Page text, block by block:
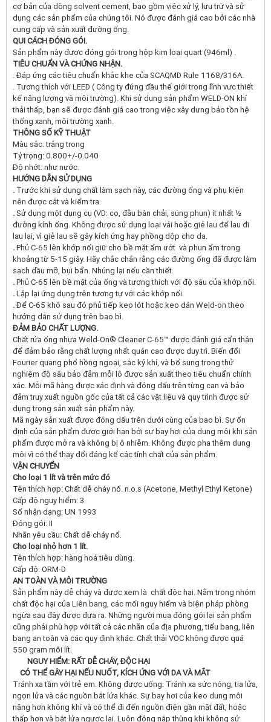
cơ bản của dòng solvent cement, bao gồm việc xử lý, lưu trữ và sử
dụng các sản phẩm của chúng tôi. Nó được đánh giá cao bởi các nhà
cung cấp và sản xuất đường ống.
QUI CÁCH ĐÓNG GÓI.
Sản phẩm này được đóng gói trong hộp kim loại quart (946ml) .
TIÊU CHUẨN VÀ CHỨNG NHẬN.
. Đáp ứng các tiêu chuẩn khắc khe của SCAQMD Rule 1168/316A.
. Tương thích với LEED ( Công ty đứng đầu thế giới trong lĩnh vưc thiết
kế năng lượng và môi trường). Khi sử dụng sản phẩm WELD-ON khí
thải thấp, bạn sẽ được đánh giá cao trong việc xây dưng bảo tồn hệ
thống xanh, môi trường xanh.
THÔNG SỐ KỸ THUẬT
Màu sắc: trắng trong
Tỷ trọng: 0.800+/-0.040
Độ nhớt: như nước.
HƯỚNG DẪN SỬ DỤNG
. Trước khi sử dụng chất làm sạch này, các đường ống và phụ kiện
nên được cắt và kiểm tra.
. Sử dụng một dụng cụ (VD: cọ, đằu bàn chải, súng phun) ít nhất ½
đường kính ống. Không được sử dụng loại vải hoặc giẻ lau để lau đi
lau lại, vì giẻ lau sẽ gây kích ứng hay phồng dộp cho da.
. Phủ C-65 lên khớp nối giữ cho bề mặt ẩm ướt và phun ẩm trong
khoảng từ 5-15 giây. Hãy chắc chắn rằng các đường ống đã được làm
sạch dầu mỡ, bụi bẩn. Nhúng lại nếu cần thiết.
. Phủ C-65 lên bề mặt của ống và tương thích với độ sâu của khớp nối.
. Lặp lại ứng dụng trên tương tự với các khớp nối.
.Để C-65 khô sau đó phủ tiếp keo lót hoặc keo dán Weld-on theo
hướng dẫn sử dụng trên bao bì.
ĐẢM BẢO CHẤT LƯỢNG.
Chất rửa ống nhựa Weld-On® Cleaner C-65™ được đánh giá cẩn thận
để đảm bảo rằng chất lượng nhất quán cao được duy trì. Biến đổi
Fourier quang phổ hồng ngoại, sắc ký khí, và bổ sung trong thử
nghiệm độ sâu bảo đảm mỗi lô được sản xuất theo tiêu chuẩn chính
xác. Mỗi mã hàng được xác định và đóng dấu trên từng can và bảo
đảm truy xuất nguồn gốc của tất cả các vật liệu và quy trình được sử
dụng trong sản xuất sản phẩm này.
Mã ngày sản xuất được đóng dấu trên dưới cùng của bao bì. Sự ổn
định của sản phẩm được giới hạn bởi sự bay hơi của dung môi khi sản
phẩm được mở ra và không bị ô nhiễm. Không được pha thêm dung
môi vì có thể thay đổi đáng kể các tính chất của sản phẩm.
VẬN CHUYỂN
Cho loại 1 lít và trên mức đó
Tên thích hợp: Chất dễ cháy nổ. n.o.s (Acetone, Methyl Ethyl Ketone)
Cấp độ nguy hiểm: 3
Số nhận dạng: UN 1993
Đóng gói: II
Nhãn yêu cầu: Chất dễ cháy nổ.
Cho loại nhỏ hơn 1 lít.
Tên thích hợp: hàng hoá tiêu dùng.
Cấp độ: ORM-D
AN TOÀN VÀ MÔI TRƯỜNG
Sản phẩm này dễ cháy và được xem là chất độc hại. Nằm trong nhóm
chất độc hại của Liên bang, các mối nguy hiểm và biện pháp phòng
ngừa sau đây được đưa ra. Những người mua đóng gói lại sản phẩm
cũng phải phù hợp với tất cả các nhãn của địa phương, tiểu bang, liên
bang an toàn và các quy định khác. Chất thải VOC không được quá
550 gram mỗi lít.
NGUY HIỂM: RẤT DỄ CHÁY, ĐỘC HẠI
CÓ THỂ GÂY HẠI NẾU NUỐT, KÍCH ỨNG VỚI DA VÀ MẮT
Tránh xa tầm với trẻ em. Không được uống. Tránh xa sức nóng, tia lửa,
ngọn lửa và các nguồn bắt lửa khác. Sự bay hơi của keo dung môi
nặng hơn không khí và có thể đi đến nguồn điện gần mặt đất, hoặc
thấp hơn và bắt lửa ngược lại. Luôn đóng nắp thùng khi không sử